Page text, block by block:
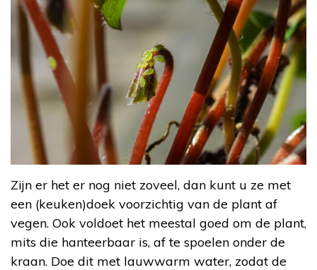
Zijn er het er nog niet zoveel, dan kunt u ze met
een (keuken)doek voorzichtig van de plant af
vegen. Ook voldoet het meestal goed om de plant,
mits die hanteerbaar is, af te spoelen onder de
kraan. Doe dit met lauwwarm water, zodat de